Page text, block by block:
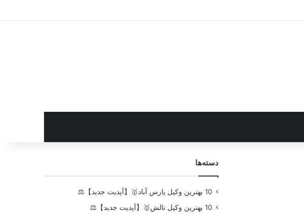
دسته‌ها
10 بهترین وکیل پارس آباد🥇【آپدیت جدید】⚖️
10 بهترین وکیل تالش🥇【آپدیت جدید】⚖️